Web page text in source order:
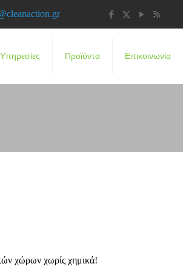
Υπηρεσίες Προϊόντα Επικοινωνία
χώρων χωρίς χημικά!